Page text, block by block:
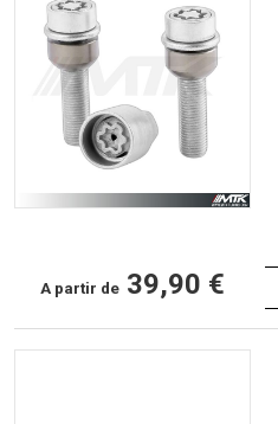
A partir de 39,90 €